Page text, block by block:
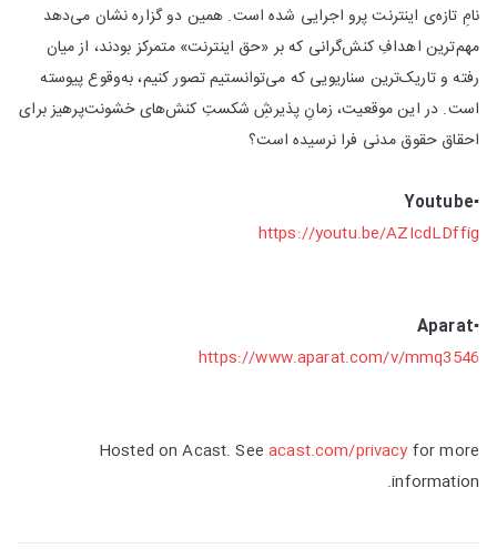
نامِ تازه‌ی اینترنت پرو اجرایی شده است. همین دو گزاره نشان می‌دهد
مهم‌ترین اهدافِ کنش‌گرانی که بر «حق اینترنت» متمرکز بودند، از میان
رفته و تاریک‌ترین سناریویی که می‌توانستیم تصور کنیم، به‌وقوع پیوسته
است. در این موقعیت، زمانِ پذیرشِ شکستِ کنش‌های خشونت‌پرهیز برای
احقاق حقوق مدنی فرا نرسیده است؟
▪️
Youtube
https://youtu.be/AZIcdLDffig
▪️Aparat
https://www.aparat.com/v/mmq3546
Hosted on Acast. Seeacast.com/privacy for more
information.